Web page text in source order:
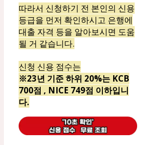
따라서 신청하기 전 본인의 신용
등급을 먼저 확인하시고 은행에
대출 자격 등을 알아보시면 도움
될 거 같습니다.
신청 신용 점수는
※23년 기준 하위 20%는 KCB
700점 , NICE 749점 이하입니
다.